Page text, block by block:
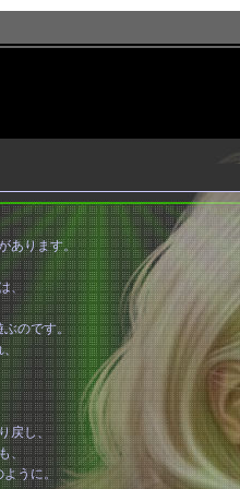
あります。
、
ぶのです。
、
戻し、
、
うに。